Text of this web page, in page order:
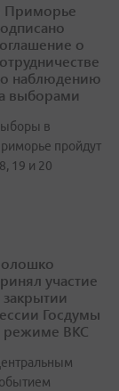
Приморье
о
наблюдению
выборами
в
пройдут
19 и 20
участие
закрытии
Госдумы
режиме ВКС